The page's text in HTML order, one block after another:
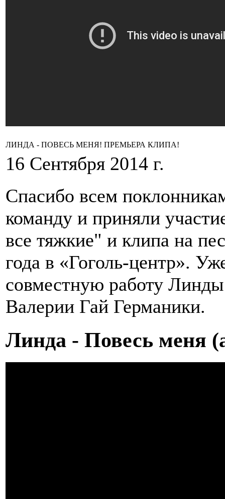
ЛИНДА - ПОВЕСЬ МЕНЯ! ПРЕМЬЕРА КЛИПА!
16 Сентября 2014 г.
Спасибо всем
команду и приняли
все тяжкие" и клипа на
года в «Гоголь-центр».
совместную работу
Валерии Гай Германики.
Линда - Повесь меня